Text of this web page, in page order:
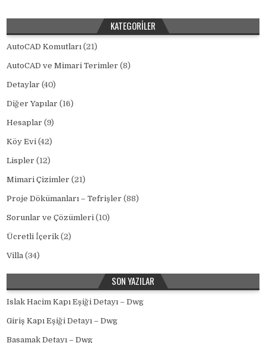
KATEGORILER
AutoCAD Komutları (21)
AutoCAD ve Mimari Terimler (8)
Detaylar (40)
Diğer Yapılar (16)
Hesaplar (9)
Köy Evi (42)
Lispler (12)
Mimari Çizimler (21)
Proje Dökümanları – Tefrişler (88)
Sorunlar ve Çözümleri (10)
Ücretli İçerik (2)
Villa (34)
SON YAZILAR
Islak Hacim Kapı Eşiği Detayı – Dwg
Giriş Kapı Eşiği Detayı – Dwg
Basamak Detayı – Dwg